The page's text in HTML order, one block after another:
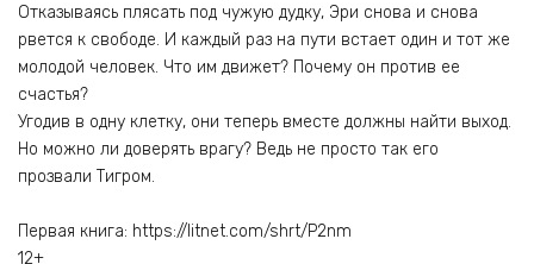
Отказываясь плясать под чужую дудку, Эри снова и снова
рвется к свободе. И каждый раз на пути встает один и тот же
молодой человек. Что им движет? Почему он против ее
счастья?
Угодив в одну клетку, они теперь вместе должны найти выход.
Но можно ли доверять врагу? Ведь не просто так его
прозвали Тигром.
Первая книга: https://litnet.com/shrt/P2nm
12+